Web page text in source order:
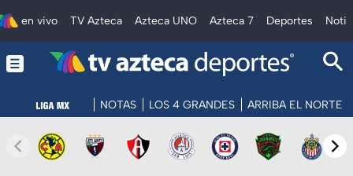
en vivo TV Azteca Azteca UNO Azteca 7 Deportes
NOTAS LOS 4 GRANDES ARRIBA EL NORTE